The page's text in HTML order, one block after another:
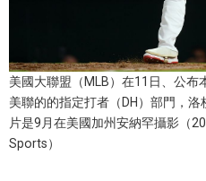
政治外交
社會
財經
美國大聯盟（MLB）在11日、公布
美聯的的指定打者（DH）部門，
片是9月在美國加州安納罕攝影（
Sports）